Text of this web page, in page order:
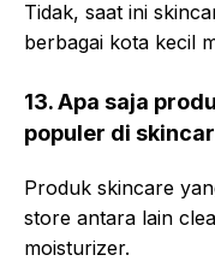
Tidak, saat ini
berbagai kota kecil
13. Apa saja
populer di
Produk skincare
store antara lain
moisturizer.